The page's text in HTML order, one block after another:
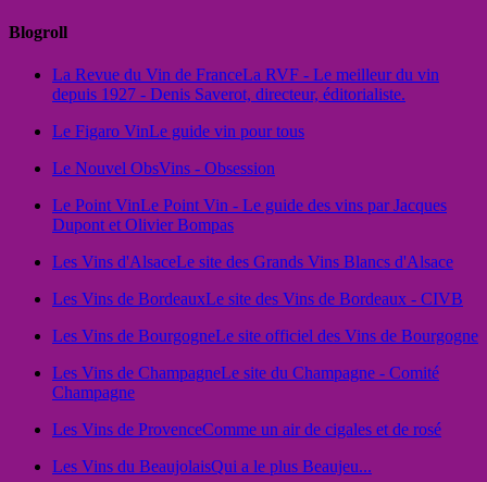
Blogroll
La Revue du Vin de FranceLa RVF - Le meilleur du vin
depuis 1927 - Denis Saverot, directeur, éditorialiste.
Le Figaro VinLe guide vin pour tous
Le Nouvel ObsVins - Obsession
Le Point VinLe Point Vin - Le guide des vins par Jacques
Dupont et Olivier Bompas
Les Vins d'AlsaceLe site des Grands Vins Blancs d'Alsace
Les Vins de BordeauxLe site des Vins de Bordeaux - CIVB
Les Vins de BourgogneLe site officiel des Vins de Bourgogne
Les Vins de ChampagneLe site du Champagne - Comité
Champagne
Les Vins de ProvenceComme un air de cigales et de rosé
Les Vins du BeaujolaisQui a le plus Beaujeu...